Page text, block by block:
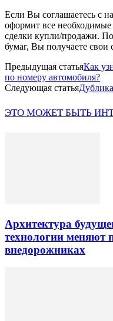
Если Вы соглашаетесь с
оформит все
сделки купли/продажи.
бумаг, Вы получаете свои
Предыдущая статьяКак
по номеру автомобиля?
Следующая статья
ЭТО МОЖЕТ БЫТЬ
Архитектура
технологии меняют
внедорожниках